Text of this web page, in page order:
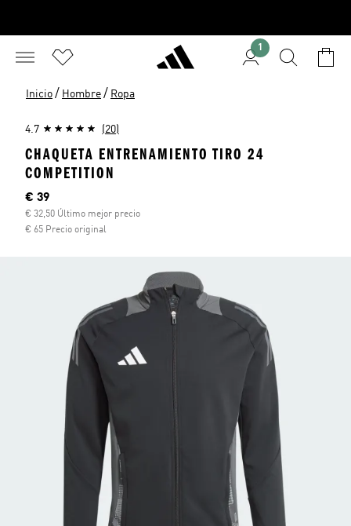
1
Inicio / Hombre / Ropa
4.7 (20)
CHAQUETA ENTRENAMIENTO TIRO 24
COMPETITION
Precio actual
€ 39
€ 32,50 Último mejor precio
€ 65 Precio original